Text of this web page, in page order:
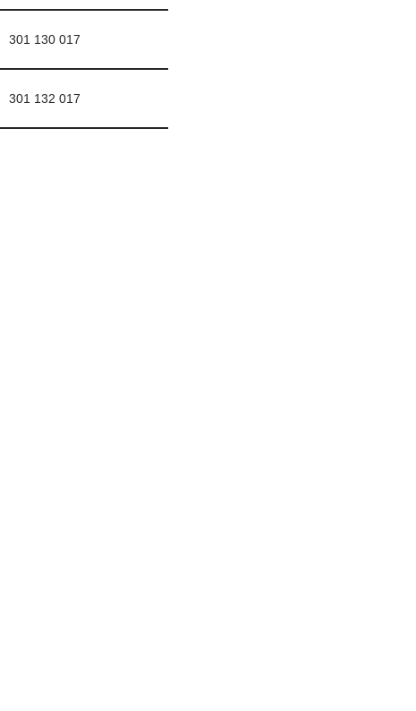
301 130 017
301 132 017